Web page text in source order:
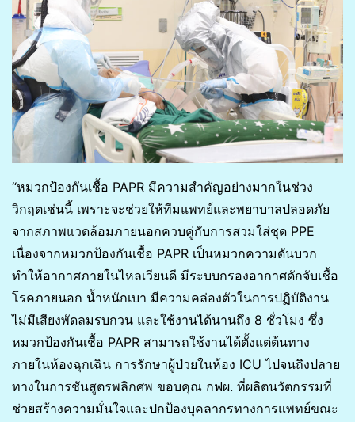
“หมวกป้องกันเชื้อ PAPR มีความสำคัญอย่างมากในช่วง
วิกฤตเช่นนี้ เพราะจะช่วยให้ทีมแพทย์และพยาบาลปลอดภัย
จากสภาพแวดล้อมภายนอกควบคู่กับการสวมใส่ชุด PPE
เนื่องจากหมวกป้องกันเชื้อ PAPR เป็นหมวกความดันบวก
ทำให้อากาศภายในไหลเวียนดี มีระบบกรองอากาศดักจับเชื้อ
โรคภายนอก น้ำหนักเบา มีความคล่องตัวในการปฏิบัติงาน
ไม่มีเสียงพัดลมรบกวน และใช้งานได้นานถึง 8 ชั่วโมง ซึ่ง
หมวกป้องกันเชื้อ PAPR สามารถใช้งานได้ตั้งแต่ต้นทาง
ภายในห้องฉุกเฉิน การรักษาผู้ป่วยในห้อง ICU ไปจนถึงปลาย
ทางในการชันสูตรพลิกศพ ขอบคุณ กฟผ. ที่ผลิตนวัตกรรมที่
ช่วยสร้างความมั่นใจและปกป้องบุคลากรทางการแพทย์ขณะ